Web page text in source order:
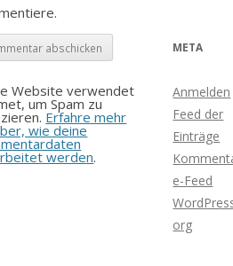
Website verwendet
um Spam zu
Erfahre mehr
wie deine
werden.
META
Anmelden
Feed der
Einträge
e-Feed
org